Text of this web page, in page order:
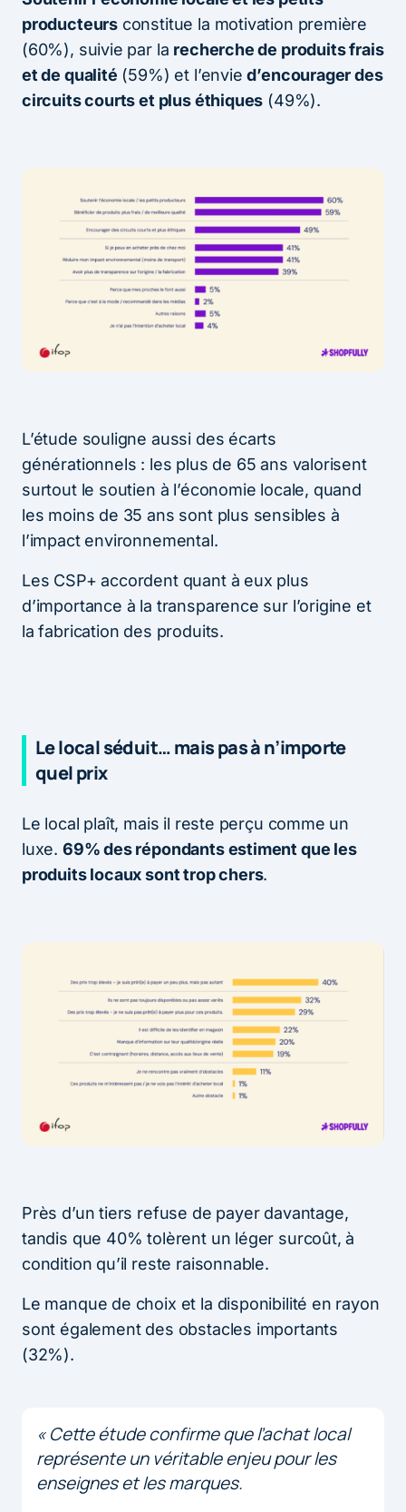
producteurs constitue la motivation première
(60%), suivie par la recherche de produits frais
et de qualité (59%) et l’envied’encourager des
circuits courts et plus éthiques (49%).
L’étude souligne aussi des écarts
générationnels : les plus de 65 ans valorisent
surtout le soutien à l’économie locale, quand
les moins de 35 ans sont plus sensibles à
l’impact environnemental.
Les CSP+ accordent quant à eux plus
d’importance à la transparence sur l’origine et
la fabrication des produits.
Le local séduit… mais pas à n’importe
quel prix
Le local plaît, mais il reste perçu comme un
luxe. 69% des répondants estiment que les
produits locaux sont trop chers.
Près d’un tiers refuse de payer davantage,
tandis que 40% tolèrent un léger surcoût, à
condition qu’il reste raisonnable.
Le manque de choix et la disponibilité en rayon
sont également des obstacles importants
(32%).
« Cette étude confirme que l’achat local
représente un véritable enjeu pour les
enseignes et les marques.